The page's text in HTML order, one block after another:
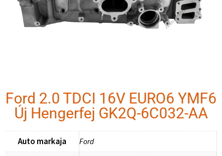
Ford 2.0 TDCI 16V EURO6 YMF6
Új Hengerfej GK2Q-6C032-AA
Auto markaja Ford